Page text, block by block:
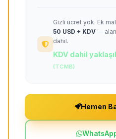
Gizli ücret yok. Ek
50 USD + KDV —
dahil.
KDV dahil
(TCMB)
Hemen